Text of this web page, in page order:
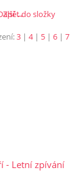
→
Zpět do složky
3 | 4| 5 | 6 | 7
- Letní zpívání